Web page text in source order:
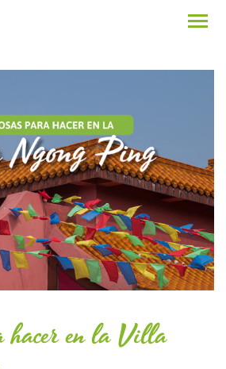
hacer en la Villa